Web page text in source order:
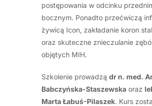
postępowania w odcinku
bocznym. Ponadto przećwiczą
żywicą Icon, zakładanie koron
oraz skuteczne znieczulanie
objętych MIH.
Szkolenie prowadzą dr n. med.
Babczyńska-Staszewska oraz
Marta Łabuś-Pilaszek. Kurs